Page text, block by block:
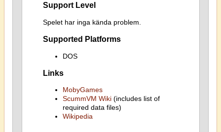
Support Level
Spelet har inga kända problem.
Supported Platforms
DOS
Links
MobyGames
ScummVM Wiki(includes list of
required data files)
Wikipedia